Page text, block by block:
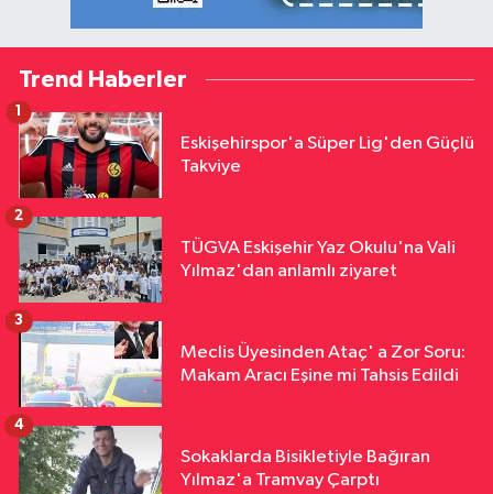
Trend Haberler
Eskişehirspor'a Süper Lig'den Güçlü
Takviye
1
TÜGVA Eskişehir Yaz Okulu'na Vali
Yılmaz'dan anlamlı ziyaret
2
Meclis Üyesinden Ataç' a Zor Soru:
Makam Aracı Eşine mi Tahsis Edildi
3
Sokaklarda Bisikletiyle Bağıran
Yılmaz'a Tramvay Çarptı
4